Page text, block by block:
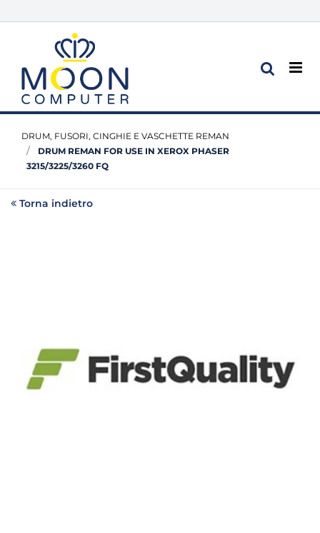
DRUM, FUSORI, CINGHIE E VASCHETTE REMAN
DRUM REMAN FOR USE IN XEROX PHASER
3215/3225/3260 FQ
Torna indietro